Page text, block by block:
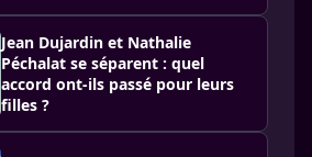
Jean Dujardin et Nathalie
Péchalat se séparent : quel
accord ont-ils passé pour leurs
filles ?